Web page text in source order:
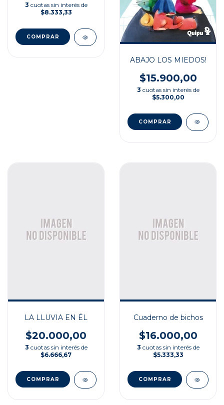
3 cuotas sin interés de
$8.333,33
ABAJO LOS MIEDOS!
$15.900,00
3 cuotas sin interés de
$5.300,00
LA LLUVIA EN ÉL
$20.000,00
3 cuotas sin interés de
$6.666,67
Cuaderno de bichos
$16.000,00
3 cuotas sin interés de
$5.333,33